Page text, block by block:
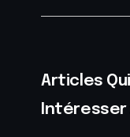
Articles
Intéresser